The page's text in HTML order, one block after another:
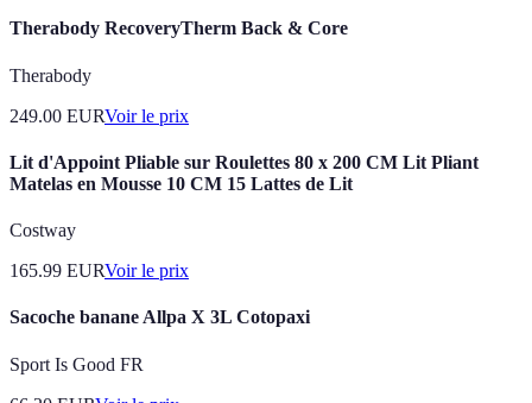
Therabody RecoveryTherm Back & Core
Therabody
249.00 EURVoir le prix
Lit d'Appoint Pliable sur Roulettes 80 x 200 CM Lit Pliant
Matelas en Mousse 10 CM 15 Lattes de Lit
Costway
165.99 EURVoir le prix
Sacoche banane Allpa X 3L Cotopaxi
Sport Is Good FR